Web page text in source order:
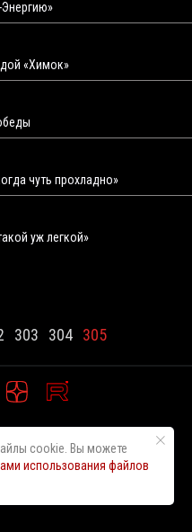
«Химок»
чуть прохладно»
уж легкой»
303 304 305
cookie. Вы можете
использования файлов